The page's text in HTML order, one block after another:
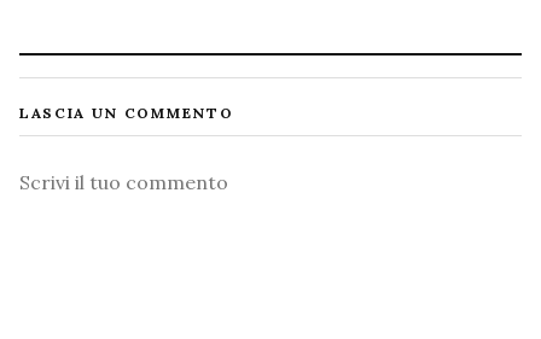
LASCIA UN COMMENTO
Commento